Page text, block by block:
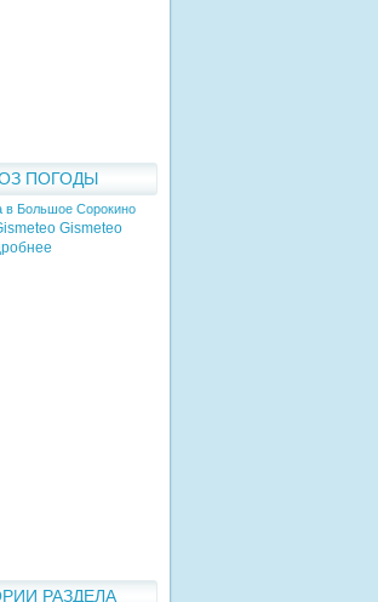
ПОГОДЫ
в Большое Сорокино
Gismeteo
РАЗДЕЛА